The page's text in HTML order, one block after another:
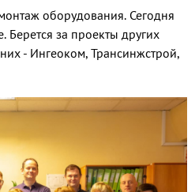
оборудования. Сегодня
Берется за проекты других
- Ингеоком, Трансинжстрой,